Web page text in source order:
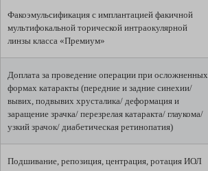
Факоэмульсификация с имплантацией факичной
мультифокальной торической интраокулярной
линзы класса «Премиум»
Доплата за проведение операции при осложненных
формах катаракты (передние и задние синехии/
вывих, подвывих хрусталика/ деформация и
заращение зрачка/ перезрелая катаракта/ глаукома/
узкий зрачок/ диабетическая ретинопатия)
Подшивание, репозиция, центрация, ротация ИОЛ